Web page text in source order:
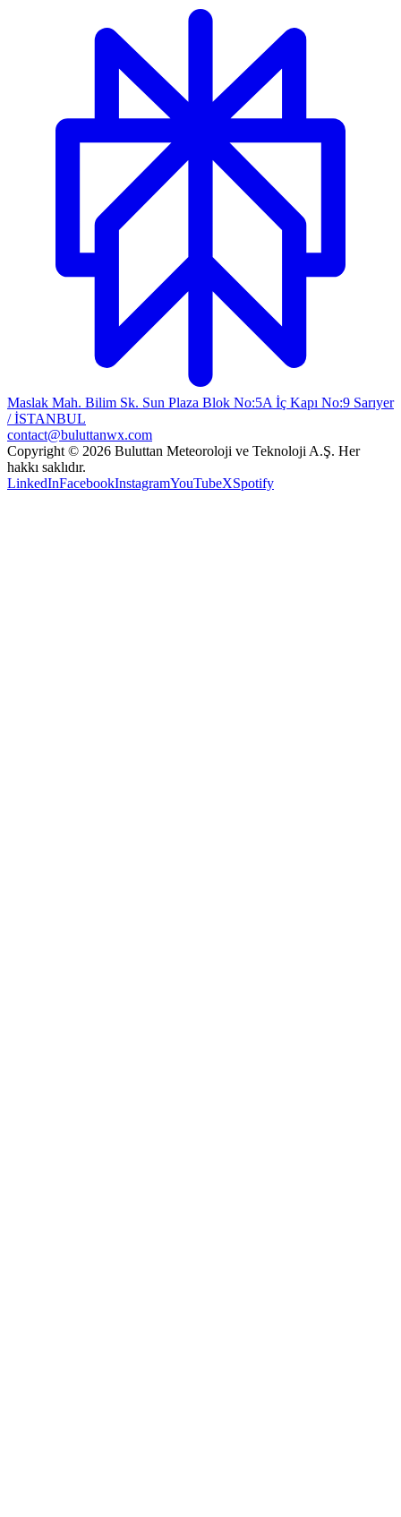
Maslak Mah. Bilim Sk. Sun Plaza Blok No:5A İç Kapı No:9 Sarıyer
/ İSTANBUL
contact@buluttanwx.com
Copyright © 2026 Buluttan Meteoroloji ve Teknoloji A.Ş. Her
hakkı saklıdır.
LinkedInFacebookInstagramYouTubeXSpotify